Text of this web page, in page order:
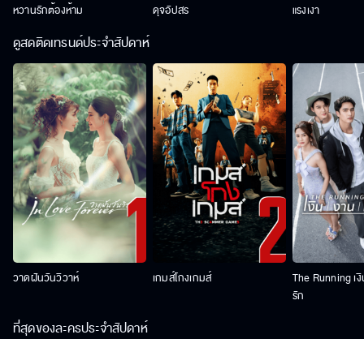
หวานรักต้องห้าม ดุจอัปสร แรงเงา
ดูสดติดเทรนด์ประจำสัปดาห์
วาดฝันวันวิวาห์ เกมส์โกงเกมส์
The Running เ
รัก
ที่สุดของละครประจำสัปดาห์